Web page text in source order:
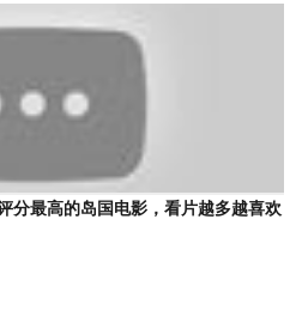
分最高的岛国电影，看片越多越喜欢